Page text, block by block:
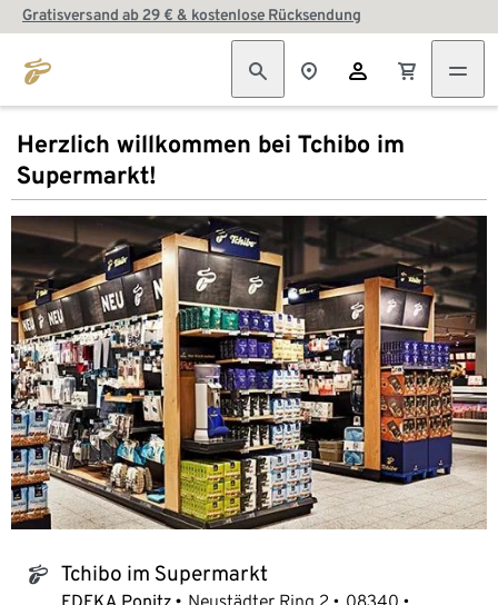
Gratisversand ab 29 € & kostenlose Rücksendung
Herzlich willkommen bei Tchibo im
Supermarkt!
tchibo_logo Tchibo im Supermarkt
EDEKA Ponitz Neustädter Ring 2
08340